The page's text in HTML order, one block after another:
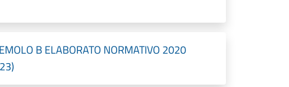
B ELABORATO NORMATIVO 2020